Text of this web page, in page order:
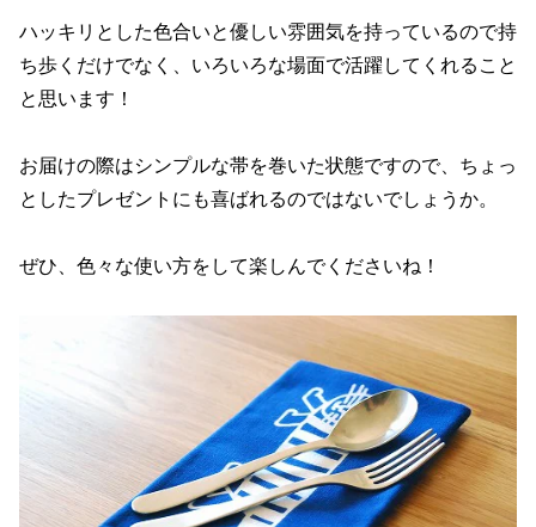
ハッキリとした色合いと優しい雰囲気を持っているので持
ち歩くだけでなく、いろいろな場面で活躍してくれること
と思います！
お届けの際はシンプルな帯を巻いた状態ですので、ちょっ
としたプレゼントにも喜ばれるのではないでしょうか。
ぜひ、色々な使い方をして楽しんでくださいね！